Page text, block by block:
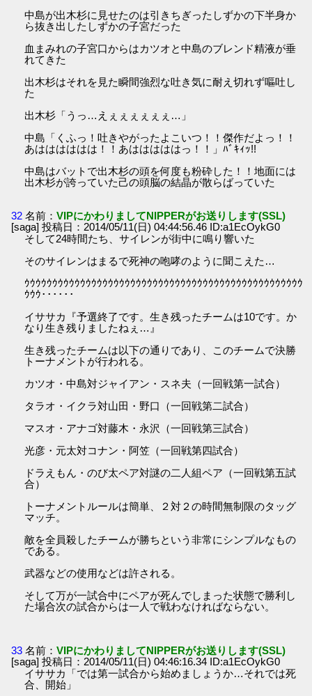
中島が出木杉に見せたのは引きちぎったしずかの下半身か
ら抜き出したしずかの子宮だった
血まみれの子宮口からはカツオと中島のブレンド精液が垂
れてきた
出木杉はそれを見た瞬間強烈な吐き気に耐え切れず嘔吐し
た
出木杉「うっ…えぇぇぇぇぇぇ…」
中島「くふっ！吐きやがったよこいつ！！傑作だよっ！！
あはははははは！！あはははははっ！！」ﾊﾞｷｨｯ!!
中島はバットで出木杉の頭を何度も粉砕した！！地面には
出木杉が誇っていた己の頭脳の結晶が散らばっていた
32 名前：VIPにかわりましてNIPPERがお送りします(SSL)
[saga] 投稿日：2014/05/11(日) 04:44:56.46 ID:a1EcOykG0
そして24時間たち、サイレンが街中に鳴り響いた
そのサイレンはまるで死神の咆哮のように聞こえた…
ｳｳｳｳｳｳｳｳｳｳｳｳｳｳｳｳｳｳｳｳｳｳｳｳｳｳｳｳｳｳｳｳｳｳｳｳｳｳｳｳｳｳｳｳｳｳｳｳｳｳ
ｳｳｳ･･････
イササカ『予選終了です。生き残ったチームは10です。か
なり生き残りましたねぇ…』
生き残ったチームは以下の通りであり、このチームで決勝
トーナメントが行われる。
カツオ・中島対ジャイアン・スネ夫（一回戦第一試合）
タラオ・イクラ対山田・野口（一回戦第二試合）
マスオ・アナゴ対藤木・永沢（一回戦第三試合）
光彦・元太対コナン・阿笠（一回戦第四試合）
ドラえもん・のび太ペア対謎の二人組ペア（一回戦第五試
合）
トーナメントルールは簡単、２対２の時間無制限のタッグ
マッチ。
敵を全員殺したチームが勝ちという非常にシンプルなもの
である。
武器などの使用などは許される。
そして万が一試合中にペアが死んでしまった状態で勝利し
た場合次の試合からは一人で戦わなければならない。
33 名前：VIPにかわりましてNIPPERがお送りします(SSL)
[saga] 投稿日：2014/05/11(日) 04:46:16.34 ID:a1EcOykG0
イササカ「では第一試合から始めましょうか…それでは死
合、開始」